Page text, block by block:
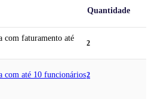
Quantidade
com faturamento até
2
com até 10 funcionários2